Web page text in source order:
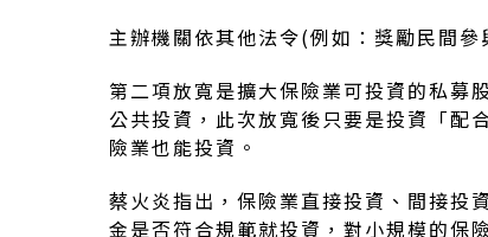
主辦機關依其他法令(例如：獎勵民間
第二項放寬是擴大保險業可投資的私募
公共投資，此次放寬後只要是投資「配
險業也能投資。
蔡火炎指出，保險業直接投資、間接投
金是否符合規範就投資，對小規模的保